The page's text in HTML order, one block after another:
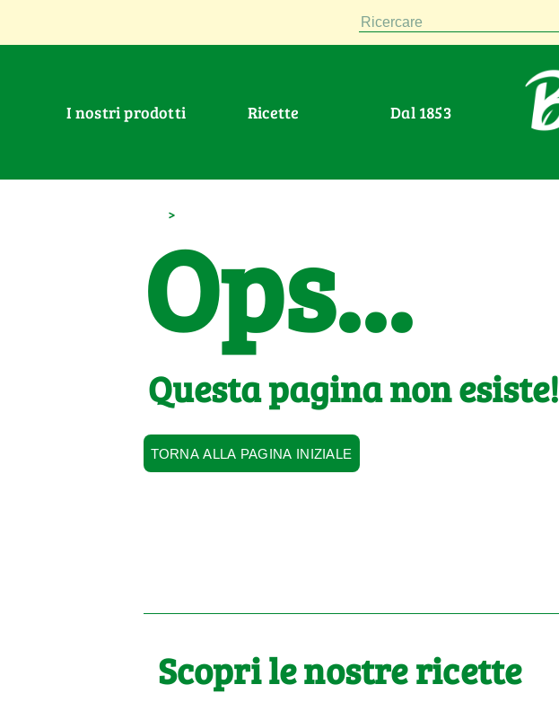
Ricercare
I nostri prodotti Ricette Dal 1853
>
Ops...
Questa pagina non esiste!
TORNA ALLA PAGINA INIZIALE
Scopri le nostre ricette